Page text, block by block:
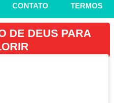
CONTATO TERMOS
DE DEUS PARA